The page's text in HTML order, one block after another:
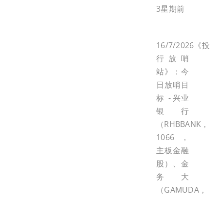
3星期前
16/7/2026《投
行放哨
站》：今
日放哨目
标 - 兴业
银行
（RHBBANK，
1066，
主板金融
股）、金
务大
（GAMUDA，